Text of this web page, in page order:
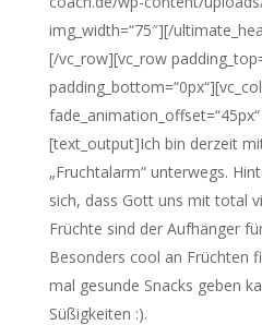
img_width=“75″][/
[/vc_row][vc_row
[text_output]Ich bin derzeit
„Fruchtalarm“ unterwegs.
sich, dass Gott uns mit total
Früchte sind der Aufhänger
Besonders cool an Früchten
mal gesunde Snacks geben
Süßigkeiten :).